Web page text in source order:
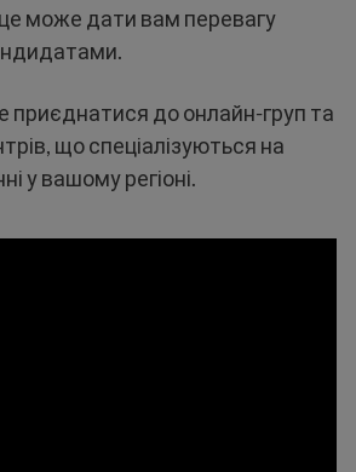
це може дати вам перевагу
до онлайн-груп та
що спеціалізуються на
у вашому регіоні.